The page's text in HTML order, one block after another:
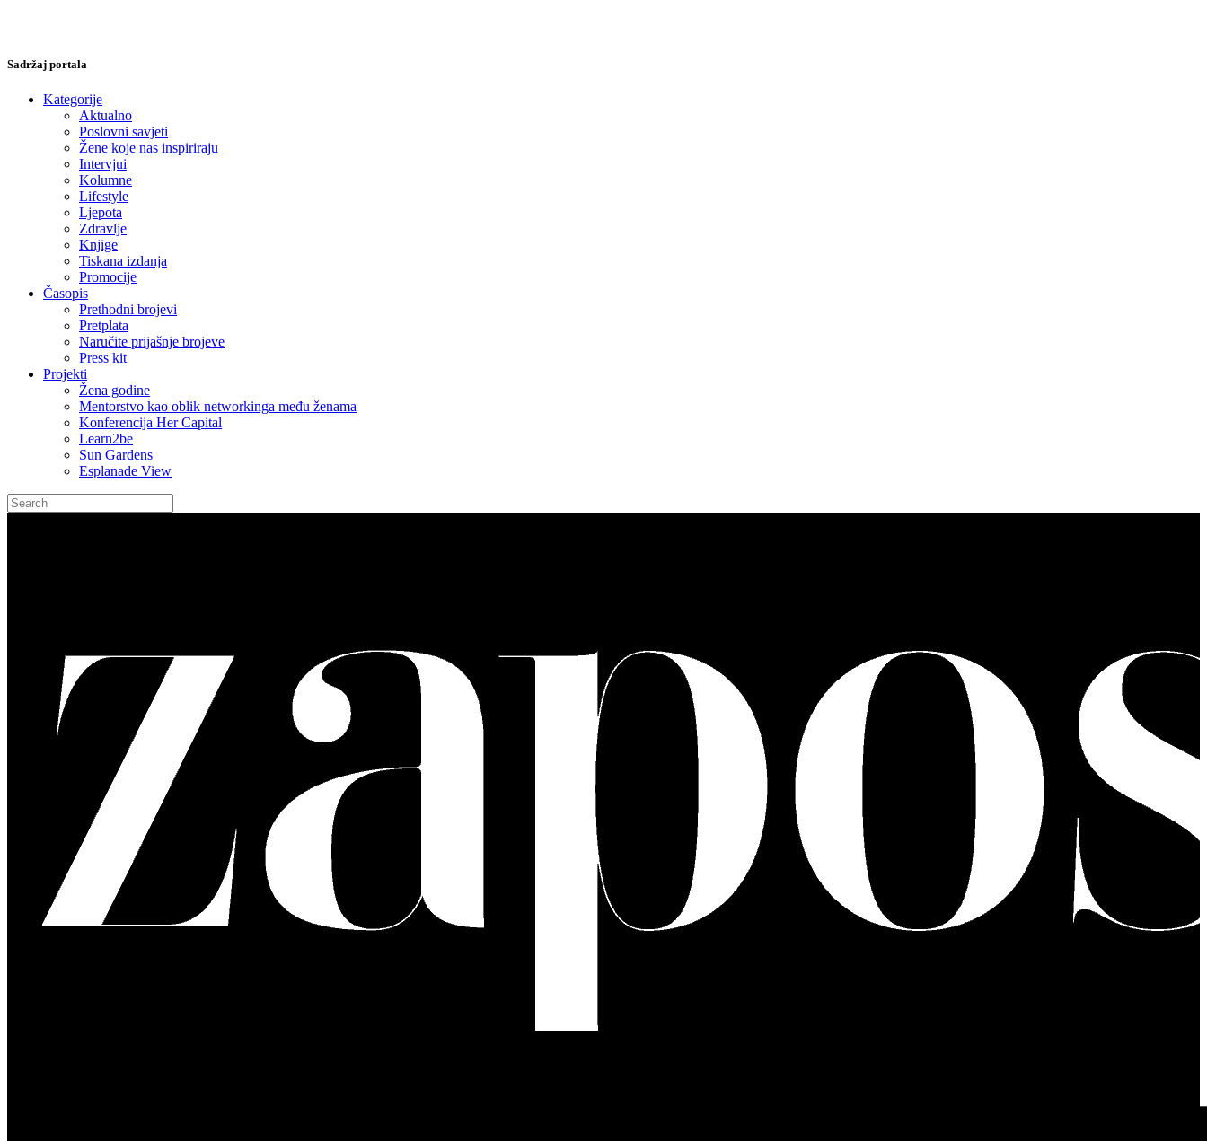
Sadržaj portala
Kategorije
Aktualno
Poslovni savjeti
Žene koje nas inspiriraju
Intervjui
Kolumne
Lifestyle
Ljepota
Zdravlje
Knjige
Tiskana izdanja
Promocije
Časopis
Prethodni brojevi
Pretplata
Naručite prijašnje brojeve
Press kit
Projekti
Žena godine
Mentorstvo kao oblik networkinga među ženama
Konferencija Her Capital
Learn2be
Sun Gardens
Esplanade View